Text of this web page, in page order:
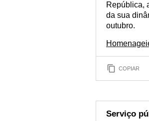
República,
da sua
outubro.
COPIAR
Serviço